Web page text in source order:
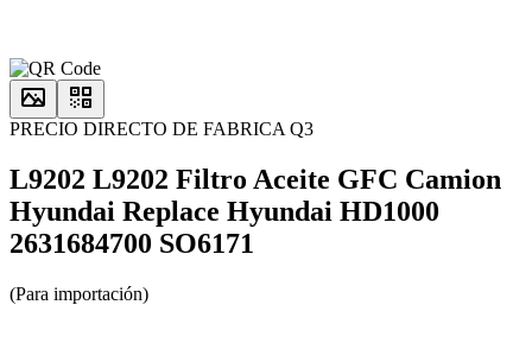
PRECIO DIRECTO DE FABRICA Q3
L9202 L9202 Filtro Aceite GFC Camion
Hyundai Replace Hyundai HD1000
2631684700 SO6171
(Para importación)